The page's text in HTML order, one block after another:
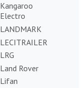
Kangaroo
Electro
LANDMARK
LECITRAILER
LRG
Land Rover
Lifan